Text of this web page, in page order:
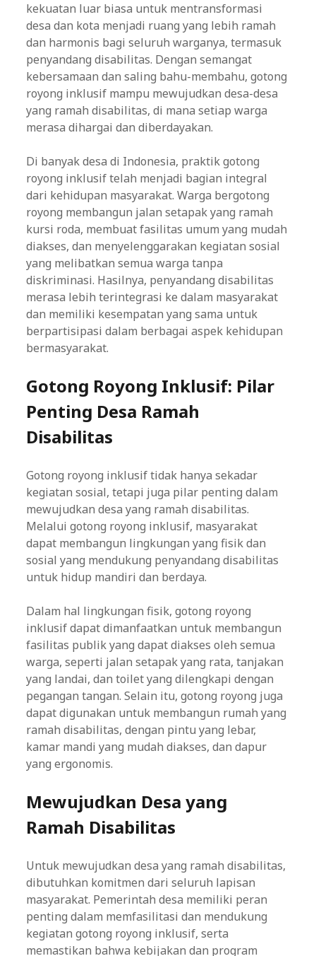
kekuatan luar biasa untuk mentransformasi
desa dan kota menjadi ruang yang lebih ramah
dan harmonis bagi seluruh warganya, termasuk
penyandang disabilitas. Dengan semangat
kebersamaan dan saling bahu-membahu, gotong
royong inklusif mampu mewujudkan desa-desa
yang ramah disabilitas, di mana setiap warga
merasa dihargai dan diberdayakan.
Di banyak desa di Indonesia, praktik gotong
royong inklusif telah menjadi bagian integral
dari kehidupan masyarakat. Warga bergotong
royong membangun jalan setapak yang ramah
kursi roda, membuat fasilitas umum yang mudah
diakses, dan menyelenggarakan kegiatan sosial
yang melibatkan semua warga tanpa
diskriminasi. Hasilnya, penyandang disabilitas
merasa lebih terintegrasi ke dalam masyarakat
dan memiliki kesempatan yang sama untuk
berpartisipasi dalam berbagai aspek kehidupan
bermasyarakat.
Gotong Royong Inklusif: Pilar
Penting Desa Ramah
Disabilitas
Gotong royong inklusif tidak hanya sekadar
kegiatan sosial, tetapi juga pilar penting dalam
mewujudkan desa yang ramah disabilitas.
Melalui gotong royong inklusif, masyarakat
dapat membangun lingkungan yang fisik dan
sosial yang mendukung penyandang disabilitas
untuk hidup mandiri dan berdaya.
Dalam hal lingkungan fisik, gotong royong
inklusif dapat dimanfaatkan untuk membangun
fasilitas publik yang dapat diakses oleh semua
warga, seperti jalan setapak yang rata, tanjakan
yang landai, dan toilet yang dilengkapi dengan
pegangan tangan. Selain itu, gotong royong juga
dapat digunakan untuk membangun rumah yang
ramah disabilitas, dengan pintu yang lebar,
kamar mandi yang mudah diakses, dan dapur
yang ergonomis.
Mewujudkan Desa yang
Ramah Disabilitas
Untuk mewujudkan desa yang ramah disabilitas,
dibutuhkan komitmen dari seluruh lapisan
masyarakat. Pemerintah desa memiliki peran
penting dalam memfasilitasi dan mendukung
kegiatan gotong royong inklusif, serta
memastikan bahwa kebijakan dan program